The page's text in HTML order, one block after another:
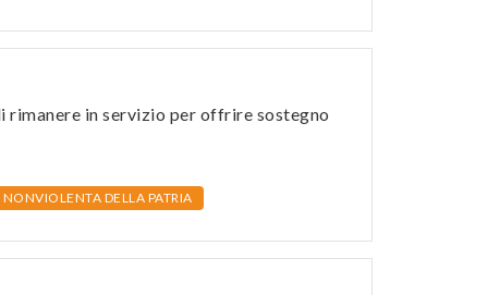
rimanere in servizio per offrire sostegno
DELLA PATRIA